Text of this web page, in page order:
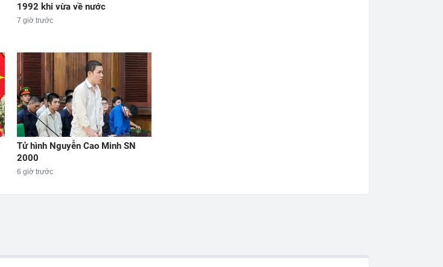
1992 khi vừa về nước
7 giờ trước
Tử hình Nguyễn Cao Minh SN
2000
6 giờ trước